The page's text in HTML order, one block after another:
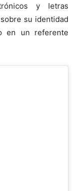
y letras
su identidad
en un referente